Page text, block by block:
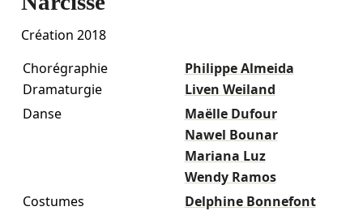
Création 2018
Chorégraphie
Philippe Almeida
Dramaturgie
Liven Weiland
Danse
Maëlle Dufour
Nawel Bounar
Mariana Luz
Wendy Ramos
Costumes
Delphine Bonnefont